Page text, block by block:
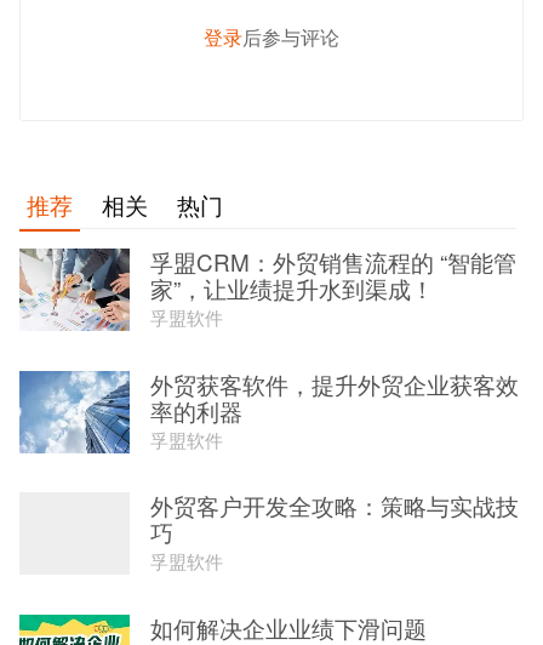
登录后参与评论
推荐 相关
热门
孚盟CRM：外贸销售流程的 “智能管
家”，让业绩提升水到渠成​！
孚盟软件
外贸获客软件，提升外贸企业获客效
率的利器
孚盟软件
外贸客户开发全攻略：策略与实战技
巧
孚盟软件
如何解决企业业绩下滑问题